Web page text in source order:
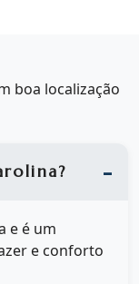
boa localização
e é um
e conforto